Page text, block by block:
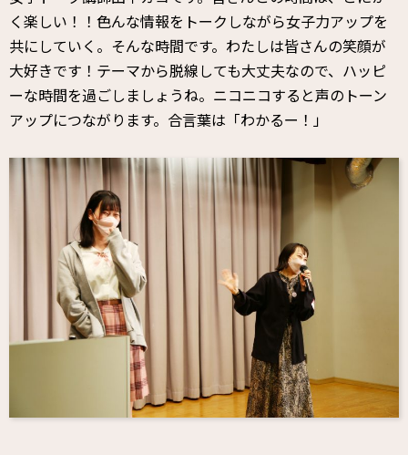
く楽しい！！色んな情報をトークしながら女子力アップを
共にしていく。そんな時間です。わたしは皆さんの笑顔が
大好きです！テーマから脱線しても大丈夫なので、ハッピ
ーな時間を過ごしましょうね。ニコニコすると声のトーン
アップにつながります。合言葉は「わかるー！」